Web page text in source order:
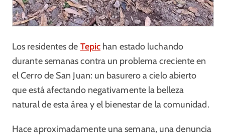
Los residentes de Tepic han estado luchando
durante semanas contra un problema creciente en
el Cerro de San Juan: un basurero a cielo abierto
que está afectando negativamente la belleza
natural de esta área y el bienestar de la comunidad.
Hace aproximadamente una semana, una denuncia